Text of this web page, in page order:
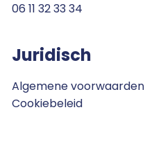
06 11 32 33 34
Juridisch
Algemene voorwaarden
Cookiebeleid